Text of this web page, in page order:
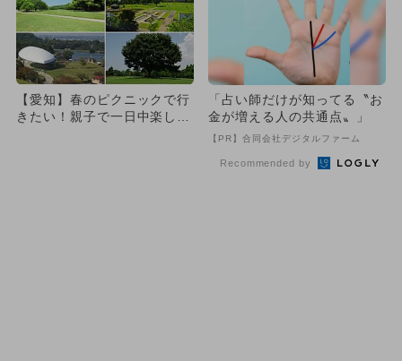
【愛知】春のピクニックで行
きたい！親子で一日中楽しめ
「占い師だけが知ってる〝お
金が増える人の共通点〟」
【PR】合同会社デジタルファーム
Recommended by